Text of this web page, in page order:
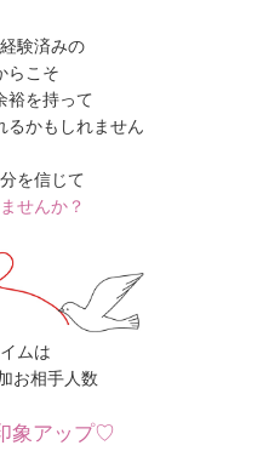
験済みの
らこそ
裕を持って
るかもしれません
を信じて
せんか？
ムは
お相手人数
象アップ♡